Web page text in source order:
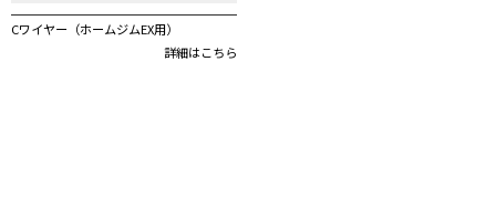
Cワイヤー（ホームジムEX用）
詳細はこちら